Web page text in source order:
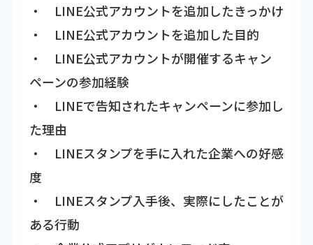
・ LINE公式アカウントを追加したきっかけ
・ LINE公式アカウントを追加した目的
・ LINE公式アカウントが開催するキャン
ペーンの参加経験
・ LINEで告知されたキャンペーンに参加し
た理由
・ LINEスタンプを手に入れた企業への好感
度
・ LINEスタンプ入手後、実際にしたことが
ある行動